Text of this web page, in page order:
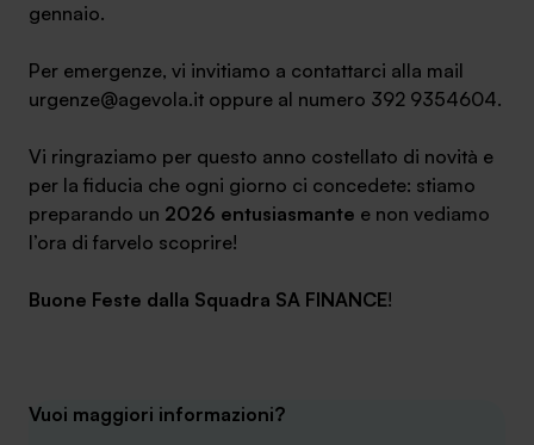
Contatti
Lavora con noi
info@safinance.it
gennaio.
Per emergenze, vi invitiamo a contattarci alla mail
urgenze@agevola.it oppure al numero 392 9354604.
Vi ringraziamo per questo anno costellato di novità e
per la fiducia che ogni giorno ci concedete: stiamo
preparando un 2026 entusiasmante e non vediamo
l’ora di farvelo scoprire!
Buone Feste dalla Squadra SA FINANCE!
Vuoi maggiori informazioni?